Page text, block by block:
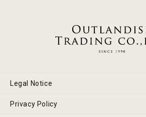
Legal Notice
Privacy Policy